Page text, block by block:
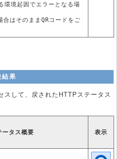
環境起因でエラーとなる場
合はそのままQRコードをご
果
スして、戻されたHTTPステータス
ータス概要 表示